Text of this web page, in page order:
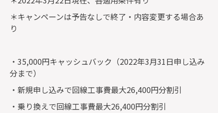
＊キャンペーンは予告なしで終了・内容変更する場合あ
り
・35,000円キャッシュバック（2022年3月31日申し込み
分まで）
・新規申し込みで回線工事費最大26,400円分割引
・乗り換えで回線工事費最大26,400円分割引